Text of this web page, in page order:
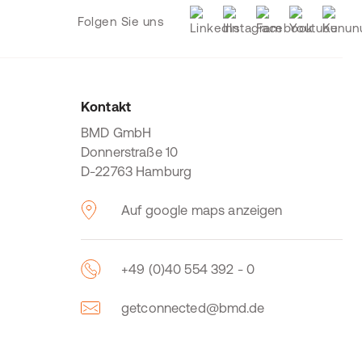
Folgen Sie uns
Kontakt
BMD GmbH
Donnerstraße 10
D-22763 Hamburg
Auf google maps anzeigen
+49 (0)40 554 392 - 0
getconnected@bmd.de